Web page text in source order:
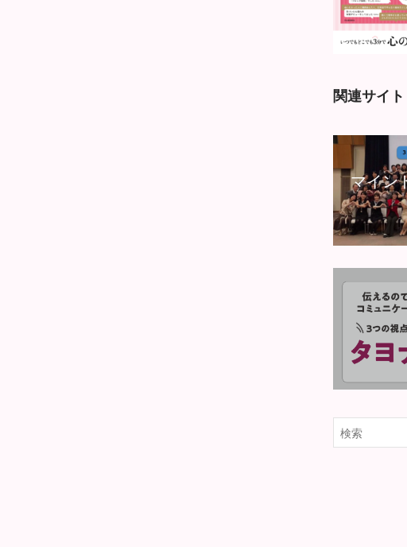
関連サイト
マイン